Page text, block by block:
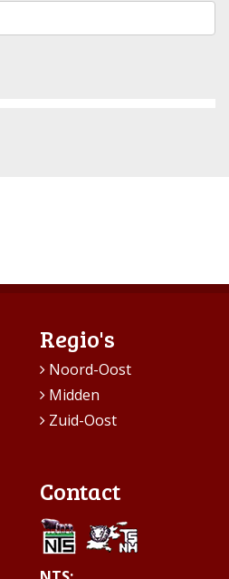
Regio's
Noord-Oost
Midden
Zuid-Oost
Contact